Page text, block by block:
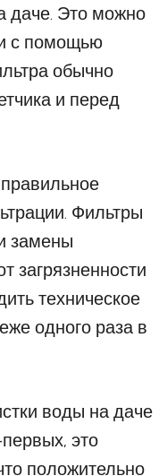
даче. Это можно
с помощью
обычно
и перед
Фильтры
замены
загрязненности
техническое
одного раза в
воды на даче
это
положительно